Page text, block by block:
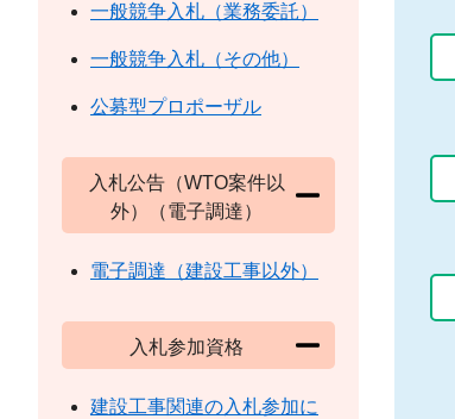
一般競争入札（業務委託）
一般競争入札（その他）
公募型プロポーザル
入札公告（WTO案件以
外）（電子調達）
電子調達（建設工事以外）
入札参加資格
建設工事関連の入札参加に